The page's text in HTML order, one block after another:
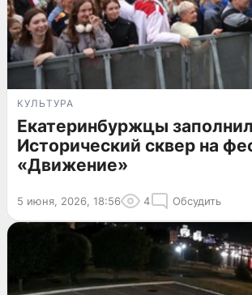
КУЛЬТУРА
Екатеринбуржцы
Исторический сквер на
«Движение»
5 июня, 2026, 18:56 4 Обсудить